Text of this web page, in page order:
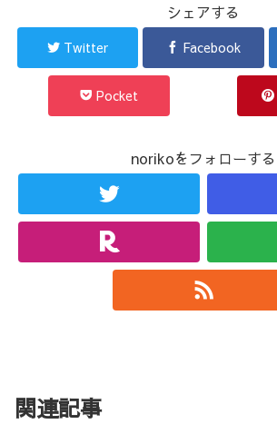
シェアする
Twitter Facebook
Pocket
norikoをフォローする
関連記事